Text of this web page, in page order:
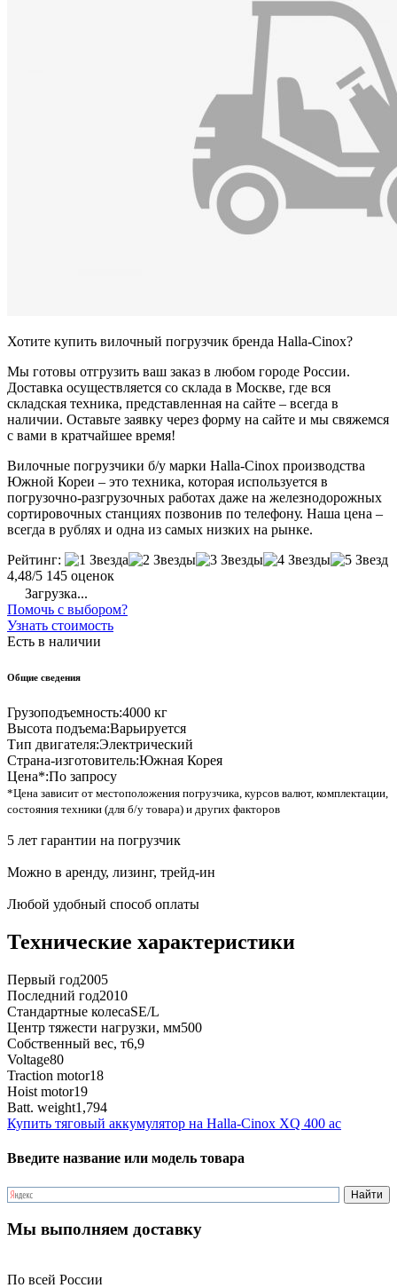
Хотите купить вилочный погрузчик бренда Halla-Cinox?
Мы готовы отгрузить ваш заказ в любом городе России.
Доставка осуществляется со склада в Москве, где вся
складская техника, представленная на сайте – всегда в
наличии. Оставьте заявку через форму на сайте и мы свяжемся
с вами в кратчайшее время!
Вилочные погрузчики б/у марки Halla-Cinox производства
Южной Кореи – это техника, которая используется в
погрузочно-разгрузочных работах даже на железнодорожных
сортировочных станциях позвонив по телефону. Наша цена –
всегда в рублях и одна из самых низких на рынке.
Рейтинг:
4,48/5 145 оценок
Загрузка...
Помочь с выбором?
Узнать стоимость
Есть в наличии
Общие сведения
Грузоподъемность:4000 кг
Высота подъема:Варьируется
Тип двигателя:Электрический
Страна-изготовитель:Южная Корея
Цена*:По запросу
*Цена зависит от местоположения погрузчика, курсов валют, комплектации,
состояния техники (для б/у товара) и других факторов
5 лет гарантии на погрузчик
Можно в аренду, лизинг, трейд-ин
Любой удобный способ оплаты
Технические характеристики
Первый год2005
Последний год2010
Стандартные колесаSE/L
Центр тяжести нагрузки, мм500
Собственный вес, т6,9
Voltage80
Traction motor18
Hoist motor19
Batt. weight1,794
Купить тяговый аккумулятор на Halla-Cinox XQ 400 ac
Введите название или модель товара
Мы выполняем доставку
По всей России